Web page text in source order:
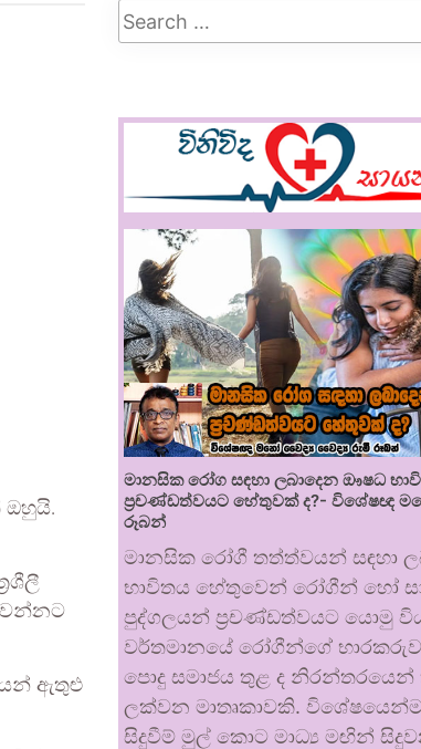
ඔහුයි.
වන්නට
ඇතුළු
මානසික රෝග සඳහා ලබාදෙන ඖෂධ
ප්‍රචණ්ඩත්වයට හේතුවක් ද?- විශේෂඥ
රූබන්
මානසික රෝගී තත්ත්වයන් සඳහා
භාවිතය හේතුවෙන් රෝගීන් හෝ
පුද්ගලයන් ප්‍රචණ්ඩත්වයට යොමු
වර්තමානයේ රෝගීන්ගේ
පොදු සමාජය තුළ ද නිරන්තරයෙන්
ලක්වන මාතෘකාවකි.
සිදුවීම් මුල් කොට මාධ්‍ය මඟින්